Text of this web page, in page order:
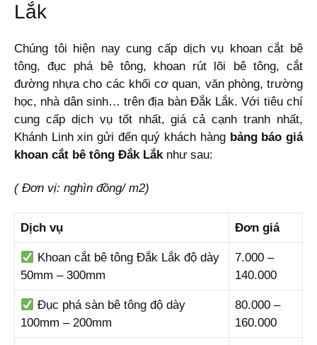
Lắk
Chúng tôi hiện nay cung cấp dịch vụ khoan cắt bê
tông, đục phá bê tông, khoan rút lõi bê tông, cắt
đường nhựa cho các khối cơ quan, văn phòng, trường
học, nhà dân sinh… trên địa bàn Đắk Lắk. Với tiêu chí
cung cấp dịch vụ tốt nhất, giá cả cạnh tranh nhất,
Khánh Linh xin gửi đến quý khách hàng bảng báo giá
khoan cắt bê tông Đắk Lắknhư sau:
( Đơn vị: nghìn đồng/ m2)
Dịch vụ Đơn giá
Khoan cắt bê tông Đắk Lắk độ dày
50mm – 300mm
7.000 –
140.000
Đục phá sàn bê tông độ dày
100mm – 200mm
80.000 –
160.000